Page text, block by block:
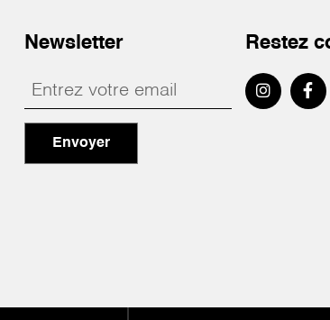
Newsletter
Envoyer
Restez